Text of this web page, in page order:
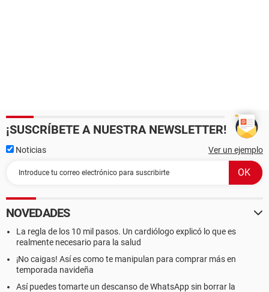
¡SUSCRÍBETE A NUESTRA NEWSLETTER!
Noticias Ver un ejemplo
NOVEDADES
La regla de los 10 mil pasos. Un cardiólogo explicó lo que es
realmente necesario para la salud
¡No caigas! Así es como te manipulan para comprar más en
temporada navideña
Así puedes tomarte un descanso de WhatsApp sin borrar la